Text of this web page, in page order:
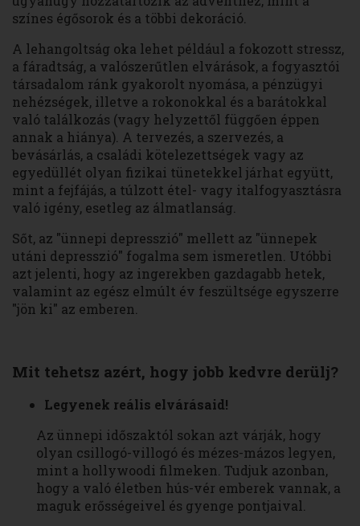
színes égősorok és a többi dekoráció.
A lehangoltság oka lehet például a fokozott stressz,
a fáradtság, a valószerűtlen elvárások, a fogyasztói
társadalom ránk gyakorolt nyomása, a pénzügyi
nehézségek, illetve a rokonokkal és a barátokkal
való találkozás (vagy helyzettől függően éppen
annak a hiánya). A tervezés, a szervezés, a
bevásárlás, a családi kötelezettségek vagy az
egyedüllét olyan fizikai tünetekkel járhat együtt,
mint a fejfájás, a túlzott étel- vagy italfogyasztásra
való igény, esetleg az álmatlanság.
Sőt, az "ünnepi depresszió" mellett az "ünnepek
utáni depresszió" fogalma sem ismeretlen. Utóbbi
azt jelenti, hogy az ingerekben gazdagabb hetek,
valamint az egész elmúlt év feszültsége egyszerre
"jön ki" az emberen.
Mit tehetsz azért, hogy jobb kedvre derülj?
Legyenek reális elvárásaid!
Az ünnepi időszaktól sokan azt várják, hogy
olyan csillogó-villogó és mézes-mázos legyen,
mint a hollywoodi filmeken. Tudjuk azonban,
hogy a való életben hús-vér emberek vannak, a
maguk erősségeivel és gyenge pontjaival.